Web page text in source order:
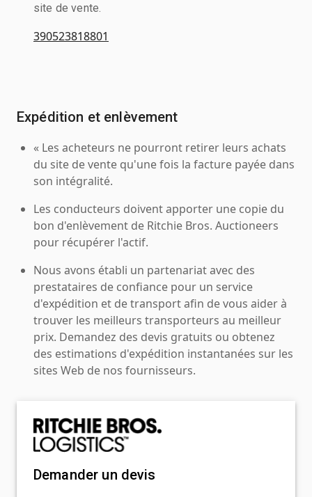
site de vente.
390523818801
Expédition et enlèvement
« Les acheteurs ne pourront retirer leurs achats
du site de vente qu'une fois la facture payée dans
son intégralité.
Les conducteurs doivent apporter une copie du
bon d'enlèvement de Ritchie Bros. Auctioneers
pour récupérer l'actif.
Nous avons établi un partenariat avec des
prestataires de confiance pour un service
d'expédition et de transport afin de vous aider à
trouver les meilleurs transporteurs au meilleur
prix. Demandez des devis gratuits ou obtenez
des estimations d'expédition instantanées sur les
sites Web de nos fournisseurs.
Demander un devis